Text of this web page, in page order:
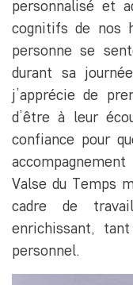
personnalisé et
cognitifs de nos
personne se
durant sa
j’apprécie de
d’être à leur
confiance pour
Valse du Temps
cadre de
enrichissant,
personnel.